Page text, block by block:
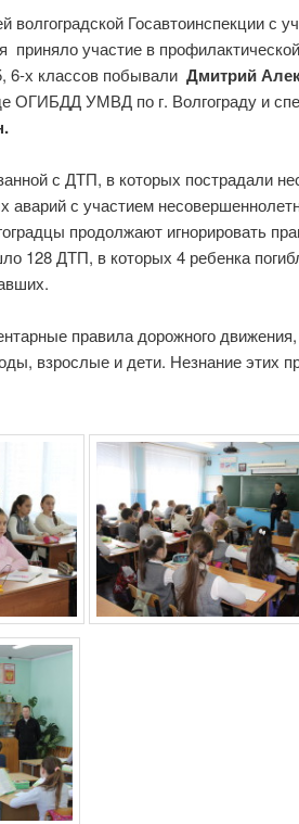
волгоградской Госавтоинспекции
приняло участие в
6-х классов побывалиДмитрий
ОГИБДД УМВД по г. Волгограду и
с ДТП, в которых пострадали
с участием
продолжают игнорировать
128 ДТП, в которых 4 ребенка
правила дорожного
взрослые и дети. Незнание этих